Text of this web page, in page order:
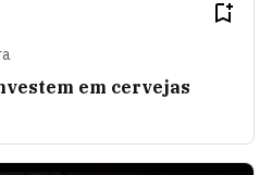
em cervejas